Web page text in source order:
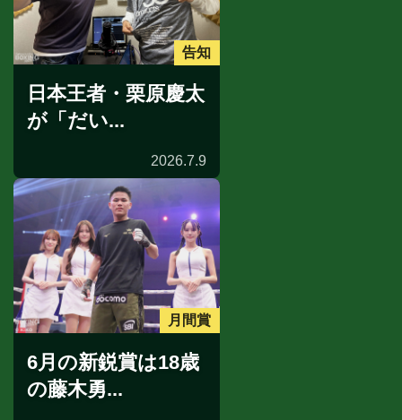
告知
日本王者・栗原慶太
が「だい...
2026.7.9
月間賞
6月の新鋭賞は18歳
の藤木勇...